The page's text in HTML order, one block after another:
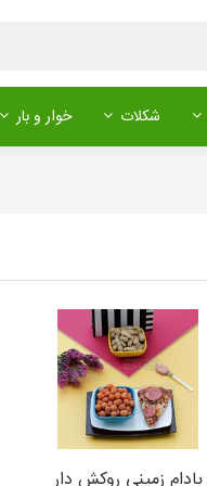
شکلات خوار و بار